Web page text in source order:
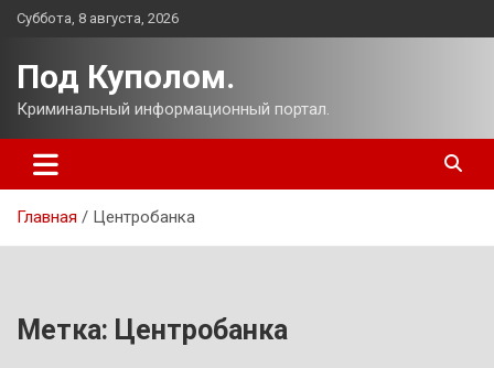
Перейти
Суббота, 8 августа, 2026
Под Куполом.
Криминальный информационный портал.
Главная Центробанка
Метка: Центробанка